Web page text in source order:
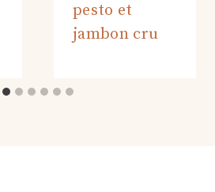
pesto et
jambon cru